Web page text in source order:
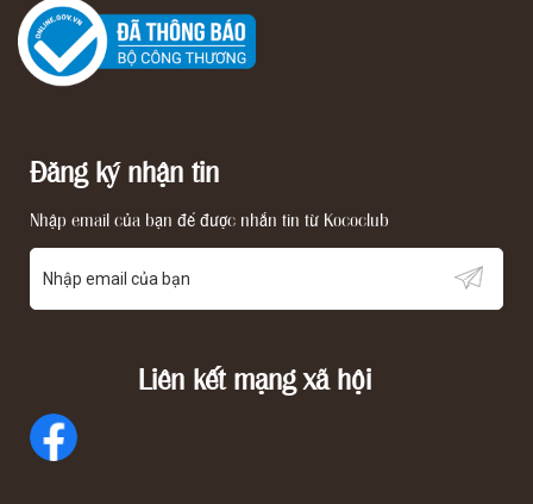
Đăng ký nhận tin
Nhập email của bạn để được nhắn tin từ Kococlub
Liên kết mạng xã hội